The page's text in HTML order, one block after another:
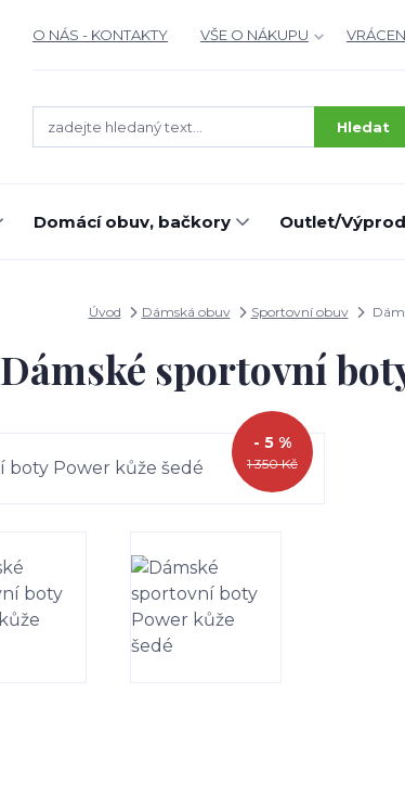
O NÁS - KONTAKTY VŠE O NÁKUPU
Hledat
Domácí obuv, bačkory Outlet/
Úvod Dámská obuv Sportovní obuv
Dámské sportovní
1 350 Kč
- 5 %